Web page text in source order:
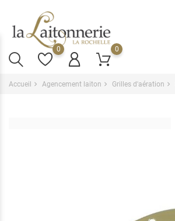
0 0
Accueil Agencement laiton Grilles d'aération